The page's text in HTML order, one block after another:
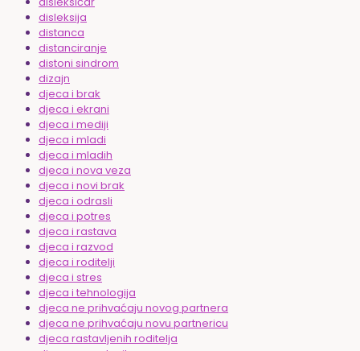
disleksija
distanca
distanciranje
distoni sindrom
dizajn
djeca i brak
djeca i ekrani
djeca i mediji
djeca i mladi
djeca i mladih
djeca i nova veza
djeca i novi brak
djeca i odrasli
djeca i potres
djeca i rastava
djeca i razvod
djeca i roditelji
djeca i stres
djeca i tehnologija
djeca ne prihvaćaju novog partnera
djeca ne prihvaćaju novu partnericu
djeca rastavljenih roditelja